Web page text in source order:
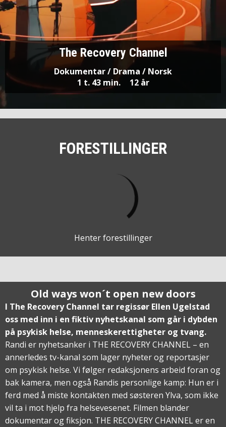
The Recovery Channel
Dokumentar / Drama / Norsk
1 t. 43 min.
12 år
FORESTILLINGER
Henter forestillinger
Old ways won´t open new doors
I The Recovery Channel tar regissør Ellen Ugelstad
oss med inn i en fiktiv nyhetskanal som går i dybden
på psykisk helse, menneskerettigheter og tvang.
Randi er nyhetsanker i THE RECOVERY CHANNEL – en
annerledes tv-kanal som lager nyheter og reportasjer
om psykisk helse. Vi følger redaksjonens arbeid foran og
bak kamera, men også Randis personlige kamp: Hun er i
ferd med å miste kontakten med søsteren Ylva, som ikke
vil ta i mot hjelp fra helsevesenet. Filmen blander
dokumentar og fiksjon. THE RECOVERY CHANNEL er en